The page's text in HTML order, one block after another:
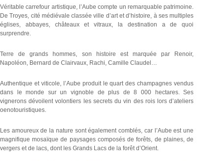
Véritable carrefour artistique, l’Aube compte un remarquable patrimoine.
De Troyes, cité médiévale classée ville d’art et d’histoire, à ses multiples
églises, abbayes, châteaux et vitraux, la destination a de quoi
surprendre.
Terre de grands hommes, son histoire est marquée par Renoir,
Napoléon, Bernard de Clairvaux, Rachi, Camille Claudel…
Authentique et viticole, l’Aube produit le quart des champagnes vendus
dans le monde sur un vignoble de plus de 8 000 hectares. Ses
vignerons dévoilent volontiers les secrets du vin des rois lors d’ateliers
oenotouristiques.
Les amoureux de la nature sont également comblés, car l’Aube est une
magnifique mosaïque de paysages composés de forêts, de plaines, de
vergers et de lacs, dont les Grands Lacs de la forêt d’Orient.